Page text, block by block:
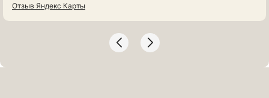
Отзыв Яндекс Карты